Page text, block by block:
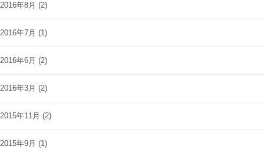
2016年8月 (2)
2016年7月 (1)
2016年6月 (2)
2016年3月 (2)
2015年11月 (2)
2015年9月 (1)